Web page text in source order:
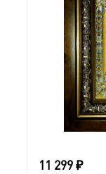
●
Для кого
Это
11 299₽